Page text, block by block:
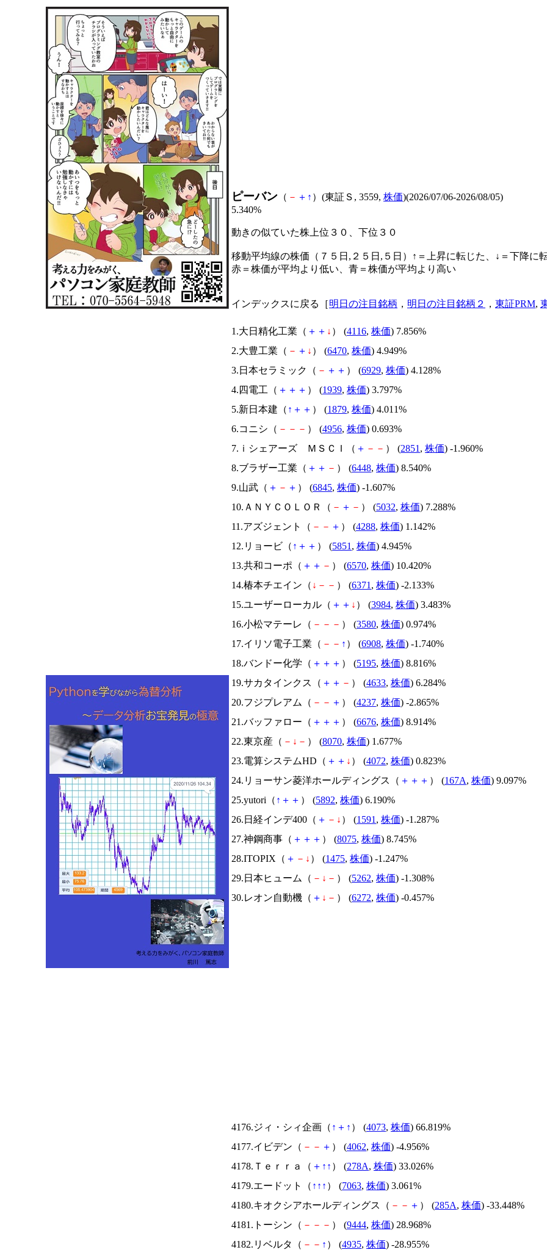
ピーバン （ － ＋ ↑ ）(東証Ｓ, 3559, 株価)(2026/07/06-2026/08/05)
5.340%
動きの似ていた株上位３０、下位３０
移動平均線の株価（７５日,２５日,５日）↑＝上昇に転じた、↓＝下降に
赤＝株価が平均より低い、青＝株価が平均より高い
インデックスに戻る［明日の注目銘柄 ， 明日の注目銘柄２ ， 東証PRM,
1.大日精化工業（ ＋ ＋ ↓ ） (4116, 株価) 7.856%
2.大豊工業（ － ＋ ↓ ） (6470, 株価) 4.949%
3.日本セラミック（ － ＋ ＋ ） (6929, 株価) 4.128%
4.四電工（ ＋ ＋ ＋ ） (1939, 株価) 3.797%
5.新日本建（ ↑ ＋ ＋ ） (1879, 株価) 4.011%
6.コニシ（ － － － ） (4956, 株価) 0.693%
7.ｉシェアーズ ＭＳＣＩ（ ＋ － － ） (2851 , 株価) -1.960%
8.ブラザー工業（ ＋ ＋ － ） (6448, 株価) 8.540%
9.山武（ ＋ － ＋ ） (6845, 株価) -1.607%
10.ＡＮＹＣＯＬＯＲ（ － ＋ － ） (5032, 株価) 7.288%
11.アズジェント（ － － ＋ ） (4288, 株価) 1.142%
12.リョービ（ ↑ ＋ ＋ ） (5851 , 株価) 4.945%
13.共和コーポ（ ＋ ＋ － ） (6570, 株価) 10.420%
14.椿本チエイン（ ↓ － － ） (6371 , 株価) -2.133%
15.ユーザーローカル（ ＋ ＋ ↓ ） (3984, 株価) 3.483%
16.小松マテーレ（ － － － ） (3580, 株価) 0.974%
17.イリソ電子工業（ － － ↑ ） (6908, 株価) -1.740%
18.バンドー化学（ ＋ ＋ ＋ ） (5195, 株価) 8.816%
19.サカタインクス（ ＋ ＋ － ） (4633, 株価) 6.284%
20.フジプレアム（ － － ＋ ） (4237, 株価) -2.865%
21.バッファロー（ ＋ ＋ ＋ ） (6676, 株価) 8.914%
22.東京産（ － ↓ － ） (8070, 株価) 1.677%
23.電算システムHD（ ＋ ＋ ↓ ） (4072, 株価) 0.823%
24.リョーサン菱洋ホールディングス（ ＋ ＋ ＋ ） (167A, 株価) 9.097%
25.yutori（ ↑ ＋ ＋ ） (5892, 株価) 6.190%
26.日経インデ400（ ＋ － ↓ ） (1591 , 株価) -1.287%
27.神鋼商事（ ＋ ＋ ＋ ） (8075, 株価) 8.745%
28.ITOPIX（ ＋ － ↓ ） (1475, 株価) -1.247%
29.日本ヒューム（ － ↓ － ） (5262, 株価) -1.308%
30.レオン自動機（ ＋ ↓ － ） (6272, 株価) -0.457%
4176.ジィ・シィ企画（ ↑ ＋ ↑ ） (4073, 株価) 66.819%
4177.イビデン（ － － ＋ ） (4062, 株価) -4.956%
4178.Ｔｅｒｒａ（ ＋ ↑ ↑ ） (278A, 株価) 33.026%
4179.エードット（ ↑ ↑ ↑ ） (7063, 株価) 3.061%
4180.キオクシアホールディングス（ － － ＋ ） (285A, 株価) -33.448%
4181.トーシン（ － － － ） (9444, 株価) 28.968%
4182.リベルタ（ － － ↑ ） (4935, 株価) -28.955%